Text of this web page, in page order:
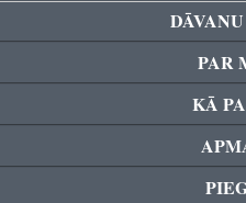
PAR
KĀ